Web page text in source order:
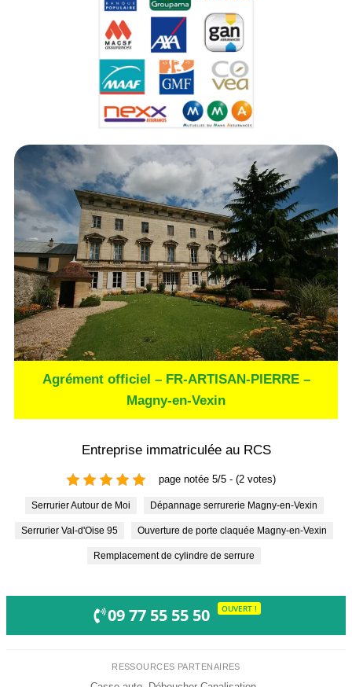
Agrément officiel – FR-ARTISAN-PIERRE –
Magny-en-Vexin
Entreprise immatriculée au RCS
page notée 5/5 - (2 votes)
Serrurier Autour de Moi Dépannage serrurerie Magny-en-Vexin
Serrurier Val-d'Oise 95 Ouverture de porte claquée Magny-en-Vexin
Remplacement de cylindre de serrure
09 77 55 55 50 OUVERT !
RESSOURCES PARTENAIRES